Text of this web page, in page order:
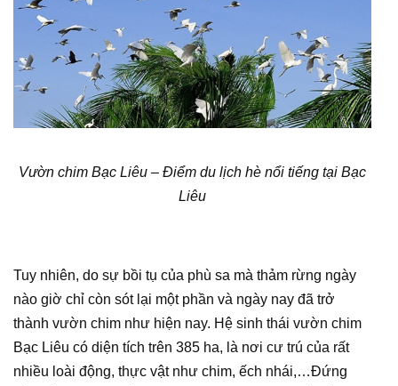
Vườn chim Bạc Liêu – Điểm du lịch hè nổi tiếng tại Bạc
Liêu
Tuy nhiên, do sự bồi tụ của phù sa mà thảm rừng ngày
nào giờ chỉ còn sót lại một phần và ngày nay đã trở
thành vườn chim như hiện nay. Hệ sinh thái vườn chim
Bạc Liêu có diện tích trên 385 ha, là nơi cư trú của rất
nhiều loài động, thực vật như chim, ếch nhái,…Đứng